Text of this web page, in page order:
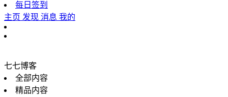
每日签到
主页 发现 消息 我的
七七博客
全部内容
精品内容